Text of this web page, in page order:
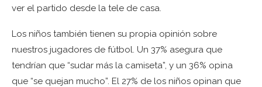
ver el partido desde la tele de casa.
Los niños también tienen su propia opinión sobre
nuestros jugadores de fútbol. Un 37% asegura que
tendrían que “sudar más la camiseta”, y un 36% opina
que “se quejan mucho”. El 27% de los niños opinan que